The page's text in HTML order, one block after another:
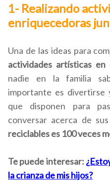
1- Realizando
enriquecedoras
Una de las ideas para
actividades artísticas en
nadie en la familia
importante es divertirse
que disponen para
conversar acerca de sus
reciclables es 100 veces
Te puede interesar:
la crianza de mis hijos?